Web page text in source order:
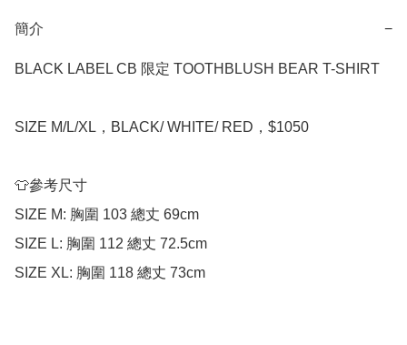
簡介 −
BLACK LABEL CB 限定 TOOTHBLUSH BEAR T-SHIRT
SIZE M/L/XL，BLACK/ WHITE/ RED，$1050
👕參考尺寸
SIZE M: 胸圍 103 總丈 69cm
SIZE L: 胸圍 112 總丈 72.5cm
SIZE XL: 胸圍 118 總丈 73cm